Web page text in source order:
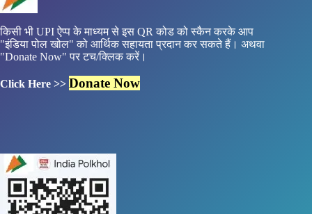
किसी भी UPI ऐप्प के माध्यम से इस QR कोड को स्कैन करके आप
"इंडिया पोल खोल" को आर्थिक सहायता प्रदान कर सकते हैं। अथवा
"Donate Now" पर टच/क्लिक करें।
Click Here >> Donate Now